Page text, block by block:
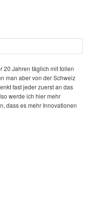
20 Jahren täglich mit tollen
man aber von der Schweiz
fast jeder zuerst an das
werde ich hier mehr
dass es mehr Innovationen